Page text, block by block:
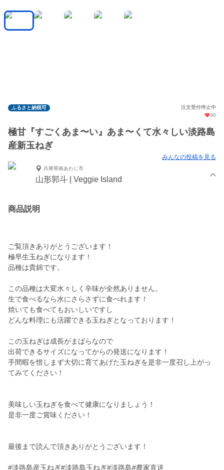
ふるさと納税可
注文受付停止中
30
極甘『すごくあま〜い』あま〜くて水々しい淡路島
産新玉ねぎ
みんなの投稿を見る
兵庫県南あわじ市
山形郭斗 | Veggie Island
商品説明
ご覧頂きありがとうございます！
極早生玉ねぎになります！
品種は貴錦です。
この品種は大変水々しく辛味が全然ありません。
生で食べるなら水にさらさずに食べれます！
焼いても食べてもおいしいですし
どんな料理にも活躍できる玉ねぎとなっております！
この玉ねぎは成長がまばらなので
出荷できるサイズになってからの発送になります！
手間暇を惜しまず大切に育てあげた玉ねぎを是非一度召し上がっ
てみてください！
美味しい玉ねぎを食べて健康になりましょう！
是非一度ご賞味ください！
最後まで読んで頂きありがとうございます！